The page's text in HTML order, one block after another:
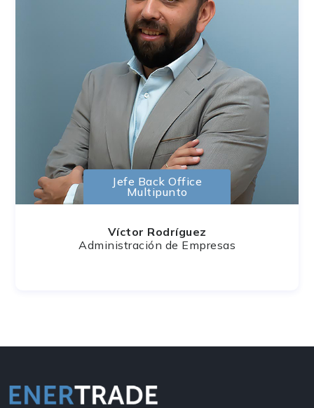
Jefe Back Office
Multipunto
Víctor Rodríguez
Administración de Empresas